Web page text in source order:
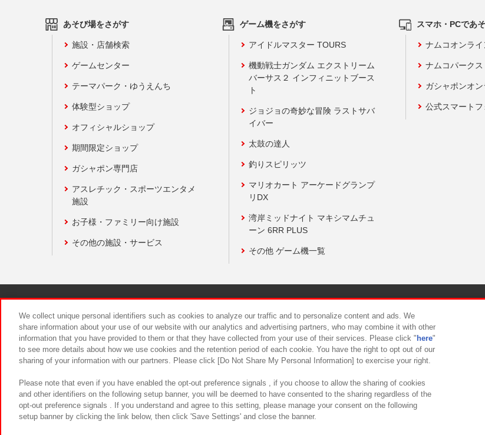
あそび場をさがす
施設・店舗検索
ゲームセンター
テーマパーク・ゆうえんち
体験型ショップ
オフィシャルショップ
期間限定ショップ
ガシャポン専門店
アスレチック・スポーツエンタメ
施設
お子様・ファミリー向け施設
その他の施設・サービス
ゲーム機をさがす
アイドルマスター TOURS
機動戦士ガンダム エクストリーム
バーサス２ インフィニットブース
ト
ジョジョの奇妙な冒険 ラストサバ
イバー
太鼓の達人
釣りスピリッツ
マリオカート アーケードグランプ
リDX
湾岸ミッドナイト マキシマムチュ
ーン 6RR PLUS
その他 ゲーム機一覧
スマホ・PCであ
ナムコオンラ
ナムコパーク
ガシャポンオン
公式スマートフ
食品のご提供について カスタマーハラスメント対応方針
We collect unique personal identifiers such as cookies to analyze our traffic and to personalize content and ads. We
share information about your use of our website with our analytics and advertising partners, who may combine it with other
information that you have provided to them or that they have collected from your use of their services. Please click " here"
to see more details about how we use cookies and the retention period of each cookie. You have the right to opt out of our
sharing of your information with our partners. Please click [Do Not Share My Personal Information] to exercise your right.
Please note that even if you have enabled the opt-out preference signals , if you choose to allow the sharing of cookies
and other identifiers on the following setup banner, you will be deemed to have consented to the sharing regardless of the
opt-out preference signals . If you understand and agree to this setting, please manage your consent on the following
setup banner by clicking the link below, then click 'Save Settings' and close the banner.